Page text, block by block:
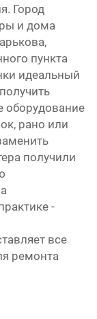
Город
и дома
пункта
идеальный
рано или
получили
-
все
ремонта